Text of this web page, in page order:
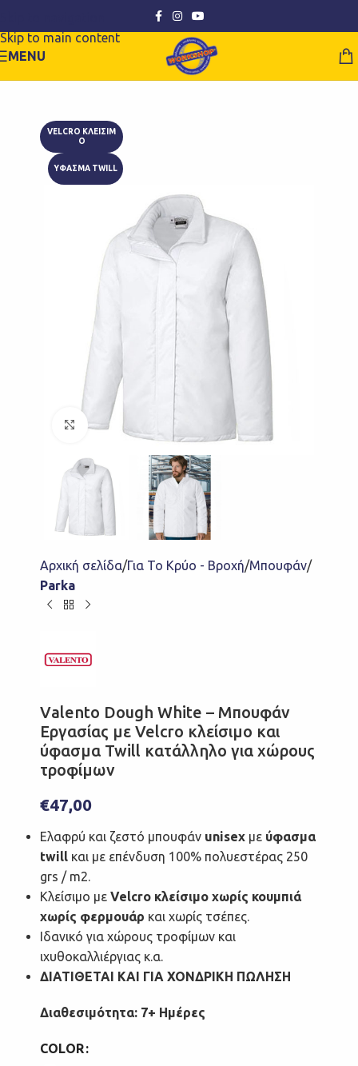
Skip to main content
MENU
VELCRO ΚΛΕΙΣΙΜ
Ο
ΥΦΑΣΜΑ TWILL
Click to enlarge
Αρχική σελίδα Για Το Κρύο - Βροχή Μπουφάν
Parka
Valento Dough White – Μπουφάν
Εργασίας με Velcro κλείσιμο και
ύφασμα Twill κατάλληλο για χώρους
τροφίμων
€47,00
Ελαφρύ και ζεστό μπουφάν unisex με ύφασμα
twill και με επένδυση 100% πολυεστέρας 250
grs / m2.
Κλείσιμο με Velcro κλείσιμο χωρίς κουμπιά
χωρίς φερμουάρ και χωρίς τσέπες.
Ιδανικό για χώρους τροφίμων και
ιχυθοκαλλιέργιας κ.α.
ΔΙΑΤΙΘΕΤΑΙ ΚΑΙ ΓΙΑ ΧΟΝΔΡΙΚΗ ΠΩΛΗΣΗ
Διαθεσιμότητα: 7+ Ημέρες
COLOR